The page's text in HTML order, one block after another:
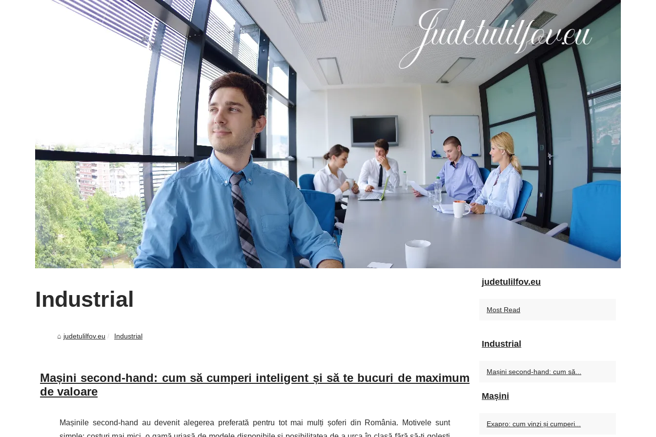
Industrial
judetulilfov.eu Industrial
Mașini second-hand: cum să cumperi inteligent și să te bucuri de maximum
de valoare
Mașinile second-hand au devenit alegerea preferată pentru tot mai mulți șoferi din România. Motivele sunt
judetulilfov.eu
Most Read
Industrial
Mașini second-hand: cum să...
Mașini
Exapro: cum vinzi și cumperi...